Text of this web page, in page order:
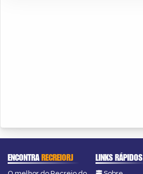
ENCONTRARECREIORJ LINKS RÁPIDOS